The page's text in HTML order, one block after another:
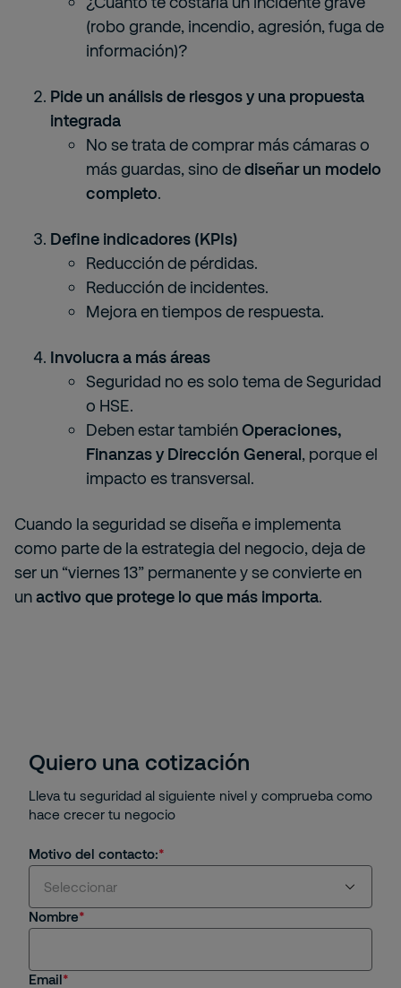
(robo grande, incendio, agresión, fuga de
información)?
Pide un análisis de riesgos y una propuesta
integrada
No se trata de comprar más cámaras o
más guardas, sino dediseñar un modelo
completo.
Define indicadores (KPIs)
Reducción de pérdidas.
Reducción de incidentes.
Mejora en tiempos de respuesta.
Involucra a más áreas
Seguridad no es solo tema de Seguridad
o HSE.
Deben estar tambiénOperaciones,
Finanzas y Dirección General, porque el
impacto es transversal.
Cuando la seguridad se diseña e implementa
como parte de la estrategia del negocio, deja de
ser un “viernes 13” permanente y se convierte en
unactivo que protege lo que más importa.
Quiero una cotización
Lleva tu seguridad al siguiente nivel y comprueba como
hace crecer tu negocio
Motivo del contacto:
Seleccionar
Nombre
Email